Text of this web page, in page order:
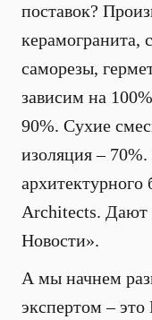
поставок?
керамогранита,
саморезы,
зависим на
90%. Сухие
изоляция –
архитектурного
Architects. Дают
Новости».
А мы начнем
экспертом –